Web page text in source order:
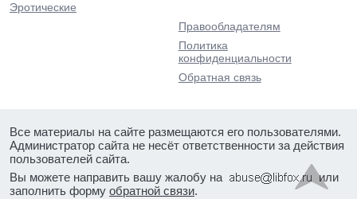
Эротические
Правообладателям
Политика
конфиденциальности
Обратная связь
Все материалы на сайте размещаются его пользователями.
Администратор сайта не несёт ответственности за действия
пользователей сайта.
Вы можете направить вашу жалобу на
или
заполнить форму обратной связи.